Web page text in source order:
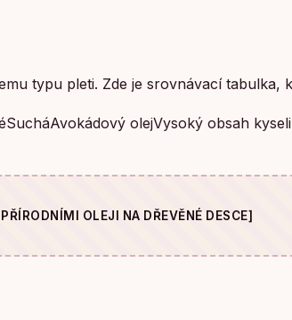
typu pleti. Zde je srovnávací tabulka,
olejVysoký obsah
OLEJI NA DŘEVĚNÉ DESCE]